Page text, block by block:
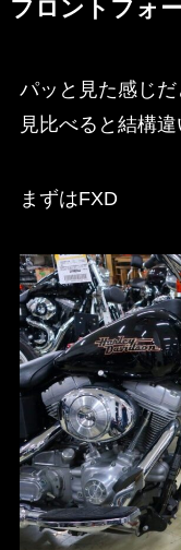
フロントフォ
パッと見た感じだ
見比べると結構違
まずはFXD